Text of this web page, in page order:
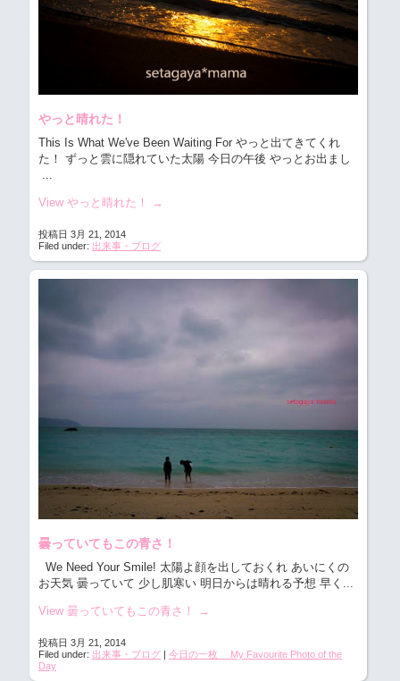
やっと晴れた！
This Is What We've Been Waiting For やっと出てきてくれ
た！ ずっと雲に隠れていた太陽 今日の午後 やっとお出まし
...
View やっと晴れた！ →
投稿日 3月 21, 2014
Filed under: 出来事・ブログ
曇っていてもこの青さ！
We Need Your Smile! 太陽よ顔を出しておくれ あいにくの
お天気 曇っていて 少し肌寒い 明日からは晴れる予想 早く...
View 曇っていてもこの青さ！ →
投稿日 3月 21, 2014
Filed under: 出来事・ブログ| 今日の一枚 My Favourite Photo of the
Day